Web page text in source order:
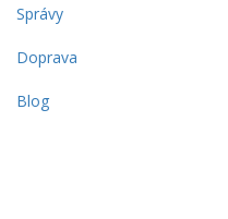
Správy
Doprava
Blog